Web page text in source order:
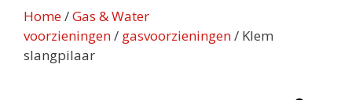
Home/Gas & Water
voorzieningen/ gasvoorzieningen/ Klem
slangpilaar